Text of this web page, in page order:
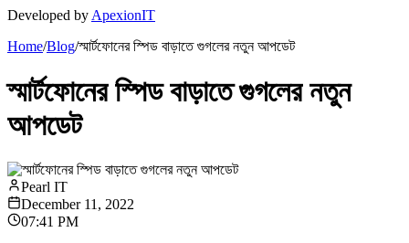
Developed by ApexionIT
Home/Blog/স্মার্টফোনের স্পিড বাড়াতে গুগলের নতুন আপডেট
স্মার্টফোনের স্পিড বাড়াতে গুগলের নতুন
আপডেট
Pearl IT
December 11, 2022
07:41 PM